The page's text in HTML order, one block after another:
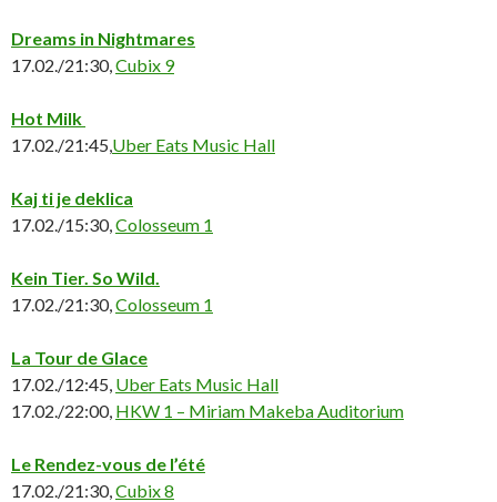
Dreams in Nightmares
17.02./21:30, Cubix 9
Hot Milk
17.02./21:45, Uber Eats Music Hall
Kaj ti je deklica
17.02./15:30, Colosseum 1
Kein Tier. So Wild.
17.02./21:30, Colosseum 1
La Tour de Glace
17.02./12:45, Uber Eats Music Hall
17.02./22:00, HKW 1 – Miriam Makeba Auditorium
Le Rendez-vous de l’été
17.02./21:30, Cubix 8